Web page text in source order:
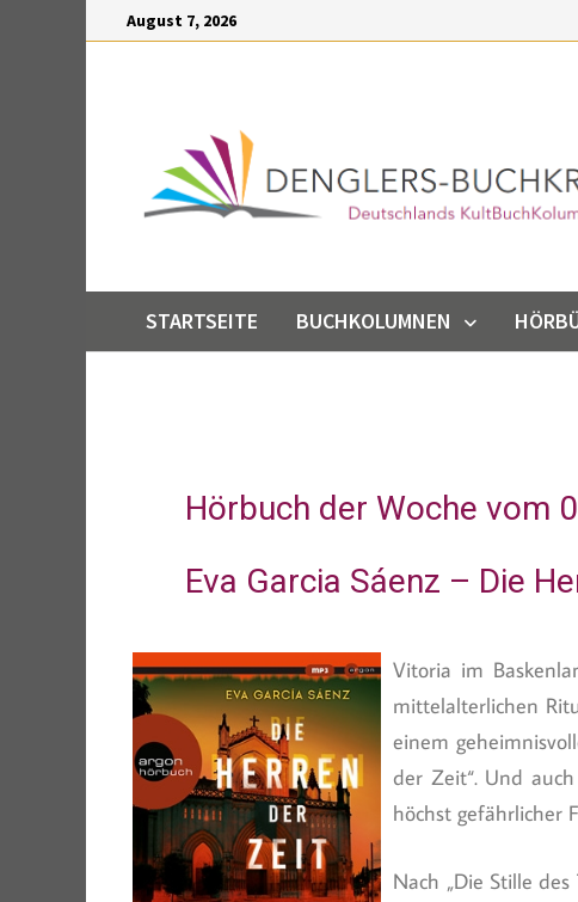
August 7, 2026
STARTSEITE BUCHKOLUMNEN
Hörbuch der Woche vom
Eva Garcia Sáenz – Die
Vitoria im
mittelalterlichen
einem
der Zeit“. Und
höchst gefährlicher
Nach „Die Stille